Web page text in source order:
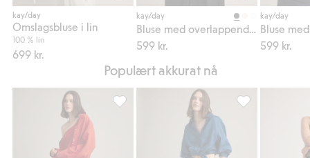
Legg til
kay/day
Omslagsbluse i lin
100 % lin
699 kr.
Legg til
kay/day
599 kr.
kay/day
Bluse
599 kr.
Populært akkurat nå
Linbukser med barrel fit, Legg til i
Linbukser